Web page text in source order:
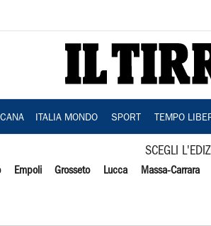
ITALIA MONDO SPORT TEMPO
SCEGLI
Empoli Grosseto Lucca Massa-Carrara